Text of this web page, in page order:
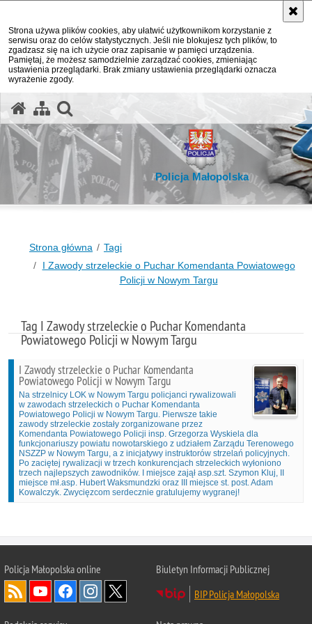
Strona używa plików cookies, aby ułatwić użytkownikom korzystanie z
serwisu oraz do celów statystycznych. Jeśli nie blokujesz tych plików, to
zgadzasz się na ich użycie oraz zapisanie w pamięci urządzenia.
Pamiętaj, że możesz samodzielnie zarządzać cookies, zmieniając
ustawienia przeglądarki. Brak zmiany ustawienia przeglądarki oznacza
wyrażenie zgody.
Policja Małopolska
Strona główna
Tagi
I Zawody strzeleckie o Puchar Komendanta Powiatowego
Policji w Nowym Targu
Tag I Zawody strzeleckie o Puchar Komendanta
Powiatowego Policji w Nowym Targu
I Zawody strzeleckie o Puchar Komendanta
Powiatowego Policji w Nowym Targu
Na strzelnicy LOK w Nowym Targu policjanci rywalizowali
w zawodach strzeleckich o Puchar Komendanta
Powiatowego Policji w Nowym Targu. Pierwsze takie
zawody strzeleckie zostały zorganizowane przez
Komendanta Powiatowego Policji insp. Grzegorza Wyskiela dla
funkcjonariuszy powiatu nowotarskiego z udziałem Zarządu Terenowego
NSZZP w Nowym Targu, a z inicjatywy instruktorów strzelań policyjnych.
Po zaciętej rywalizacji w trzech konkurencjach strzeleckich wyłoniono
trzech najlepszych zawodników. I miejsce zajął asp.szt. Szymon Kluj, II
miejsce mł.asp. Hubert Waksmundzki oraz III miejsce st. post. Adam
Kowalczyk. Zwycięzcom serdecznie gratulujemy wygranej!
Policja Małopolska online
Biuletyn Informacji Publicznej
BIP Policja Małopolska